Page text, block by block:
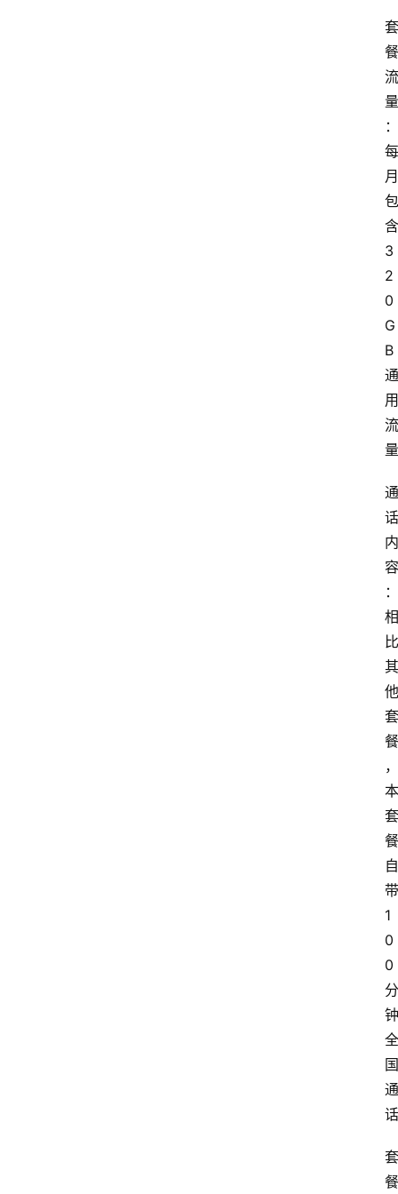
套
餐
流
量
：
每
月
包
含
3
2
0
G
B
通
用
流
量
通
话
内
容
：
相
比
其
他
套
餐
，
本
套
餐
自
带
1
0
0
分
钟
全
国
通
话
套
餐